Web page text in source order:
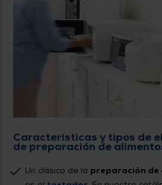
Características y tipos de
de preparación de
Un clásico de la preparación de